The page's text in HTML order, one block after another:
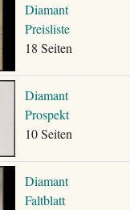
Diamant
Preisliste
18 Seiten
Diamant
Prospekt
10 Seiten
Diamant
Faltblatt